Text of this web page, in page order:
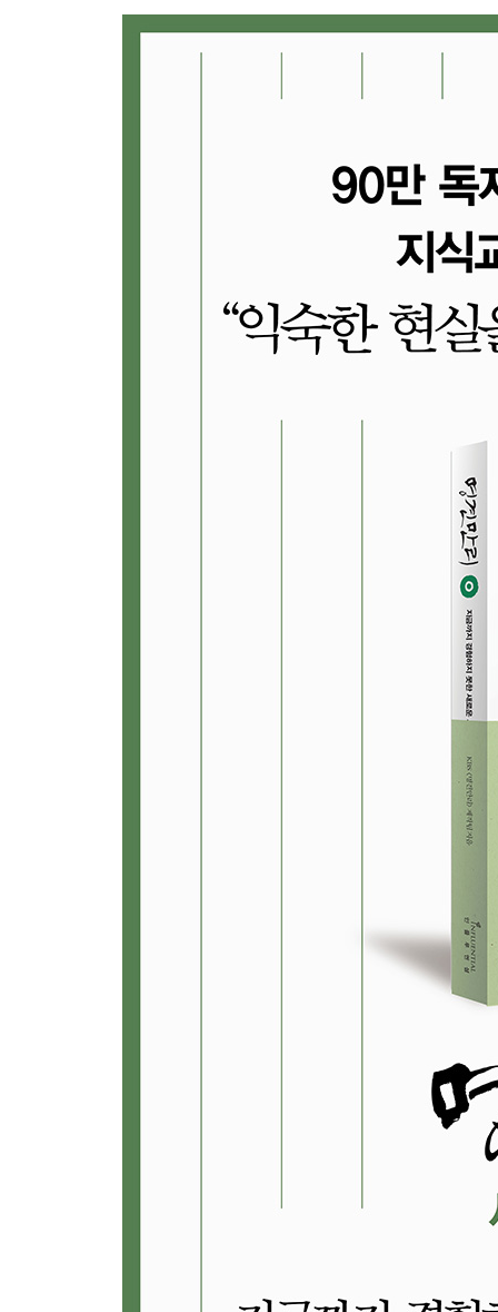
직원은 단 12명. 인터넷 커뮤니티로 모집한 엔지
자동차가 만들어졌다. 도대체 이런 일이 어떻게
에디슨이 만든 130년 전통의 제조기업 GE는 이
애플과 검색 서비스 기업 구글은 자동차 생산
6장. 방 안에 들어온 코끼리를 어떻게 할까
벤쿠버에는 중국인들의 레저용 고급 저택이 줄
‘차이나 보너스’라는 말이 있을 정도로 전 세계
유령도시 등장. 통화가치 절하…. 중국은 질적
출생 선배 창업가들이 90년대 출생 후배 창업가
_ 대학은 어떤 수업개혁을 준비해야 하는가
자신의 생각이 교수와 다를 경우, 90퍼센트의 학
대학 교육을 바꿀 해법은 무엇일까. 길어진 인생
10장. 지식의 폭발 이후, 어떤 교육이 필요한가
전 세계가 인정하는 교육 강국 핀란드. 기존 제
수업, 여러 과목의 선생님들이 함께 가르치는 수